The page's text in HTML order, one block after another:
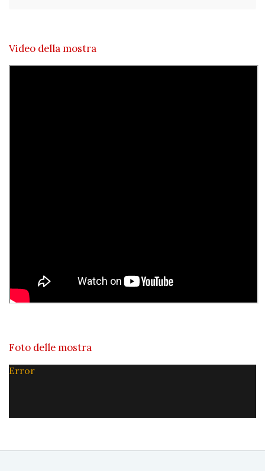
Video della mostra
Foto delle mostra
Error